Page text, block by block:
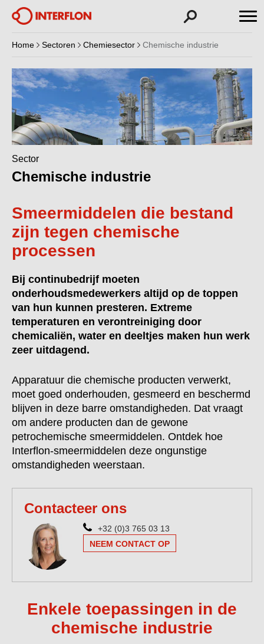
Home Sectoren Chemiesector Chemische industrie
Sector
Chemische industrie
Smeermiddelen die bestand
zijn tegen chemische
processen
Bij continubedrijf moeten
onderhoudsmedewerkers altijd op de toppen
van hun kunnen presteren. Extreme
temperaturen en verontreiniging door
chemicaliën, water en deeltjes maken hun werk
zeer uitdagend.
Apparatuur die chemische producten verwerkt,
moet goed onderhouden, gesmeerd en beschermd
blijven in deze barre omstandigheden. Dat vraagt
om andere producten dan de gewone
petrochemische smeermiddelen. Ontdek hoe
Interflon-smeermiddelen deze ongunstige
omstandigheden weerstaan.
Contacteer ons
+32 (0)3 765 03 13
NEEM CONTACT OP
Enkele toepassingen in de
chemische industrie